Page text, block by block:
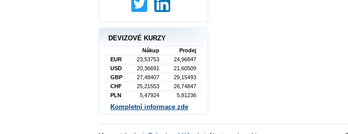
DEVIZOVÉ KURZY
Nákup
Prodej
EUR
23,53753
24,96847
USD
20,36691
21,60509
GBP
27,48407
29,15493
CHF
25,21553
26,74847
PLN
5,47924 5,81236
Kompletní informace zde